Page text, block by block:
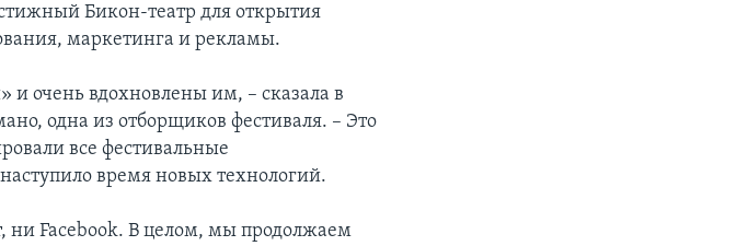
Бикон-театр для открытия
маркетинга и рекламы.
очень вдохновлены им, – сказала в
одна из отборщиков фестиваля. – Это
все фестивальные
время новых технологий.
ни Facebook. В целом, мы продолжаем